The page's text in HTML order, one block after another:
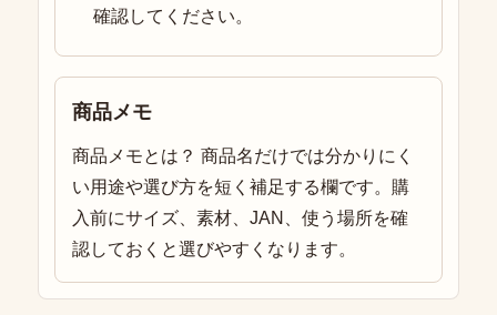
確認してください。
商品メモ
商品メモとは？ 商品名だけでは分かりにく
い用途や選び方を短く補足する欄です。購
入前にサイズ、素材、JAN、使う場所を確
認しておくと選びやすくなります。